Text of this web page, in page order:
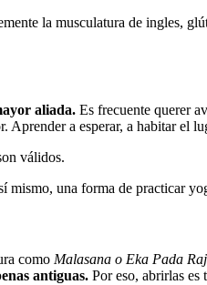
la musculatura de ingles,
aliada. Es frecuente querer
a esperar, a habitar el
válidos.
mismo, una forma de practicar
como Malasana o Eka Pada
antiguas. Por eso, abrirlas es